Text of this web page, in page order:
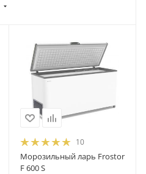
10
Морозильный ларь Frostor
F 600 S